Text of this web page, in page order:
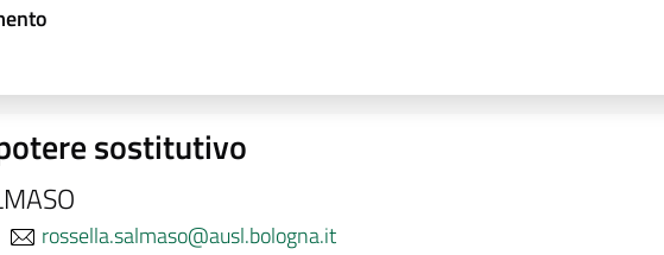
sostitutivo
rossella.salmaso@ausl.bologna.it